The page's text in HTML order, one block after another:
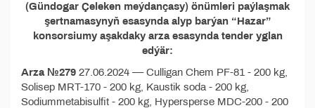
(Gündogar Çeleken meýdançasy) önümleri paýlaşmak
şertnamasynyň esasynda alyp barýan “Hazar”
konsorsiumy aşakdaky arza esasynda tender yglan
edýär:
Arza №279 27.06.2024 –– Culligan Chem PF-81 - 200 kg,
Solisep MRT-170 - 200 kg, Kaustik soda - 200 kg,
Sodiummetabisulfit - 200 kg, Hypersperse MDC-200 - 200